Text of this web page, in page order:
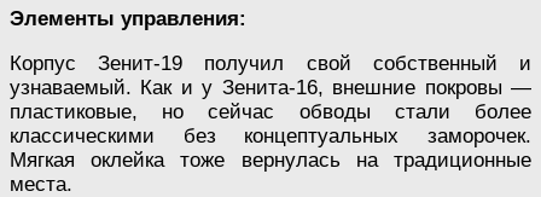
Элементы управления:
Корпус Зенит-19 получил свой собственный и
узнаваемый. Как и у Зенита-16, внешние покровы —
пластиковые, но сейчас обводы стали более
классическими без концептуальных заморочек.
Мягкая оклейка тоже вернулась на традиционные
места.